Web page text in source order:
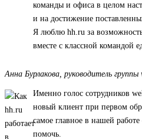
команды и офиса в целом
и на достижение
Я люблю hh.ru за
вместе с классной командой
Анна Бурлакова, руководитель
Именно голос сотрудников
новый клиент при первом
самое главное в нашей
помочь.